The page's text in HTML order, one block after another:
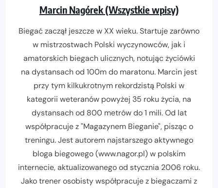
Marcin Nagórek (Wszystkie wpisy)
Biegać zaczął jeszcze w XX wieku. Startuje zarówno
w mistrzostwach Polski wyczynowców, jak i
amatorskich biegach ulicznych, notując życiówki
na dystansach od 100m do maratonu. Marcin jest
przy tym kilkukrotnym rekordzistą Polski w
kategorii weteranów powyżej 35 roku życia, na
dystansach od 800 metrów do 1 mili. Od lat
współpracuje z "Magazynem Bieganie", pisząc o
treningu. Jest autorem najstarszego aktywnego
bloga biegowego (www.nagor.pl) w polskim
internecie, aktualizowanego od stycznia 2006 roku.
Jako trener osobisty współpracuje z biegaczami z